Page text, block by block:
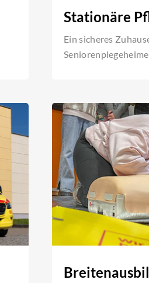
Stationäre
Ein sicheres